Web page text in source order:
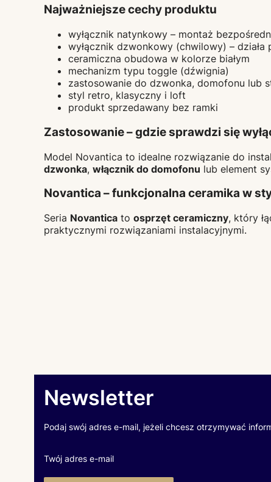
Najważniejsze cechy produktu
wyłącznik natynkowy – montaż
wyłącznik dzwonkowy (chwilowy) – działa
ceramiczna obudowa w kolorze białym
mechanizm typu toggle (dźwignia)
zastosowanie do dzwonka, domofonu lub
styl retro, klasyczny i loft
produkt sprzedawany bez ramki
Zastosowanie – gdzie sprawdzi się
Model Novantica to idealne rozwiązanie do
dzwonka, włącznik do domofonu lub element
Novantica – funkcjonalna ceramika w
Seria Novantica to osprzęt ceramiczny, który
praktycznymi rozwiązaniami instalacyjnymi.
Newsletter
Podaj swój adres e-mail, jeżeli chcesz otrzymywać
Twój adres e-mail